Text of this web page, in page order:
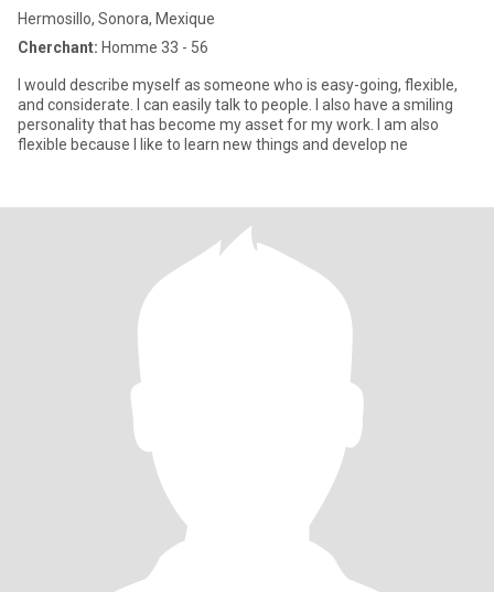
Hermosillo, Sonora, Mexique
Cherchant: Homme 33 - 56
I would describe myself as someone who is easy-going, flexible,
and considerate. I can easily talk to people. I also have a smiling
personality that has become my asset for my work. I am also
flexible because I like to learn new things and develop ne